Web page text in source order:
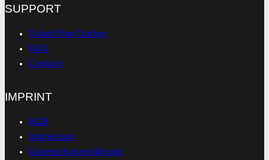
SUPPORT
Ticket Flex Option
FAQ
Contact
IMPRINT
AGB
Impressum
Datenschutzerklärung